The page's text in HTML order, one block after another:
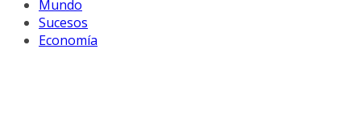
Mundo
Sucesos
Economía